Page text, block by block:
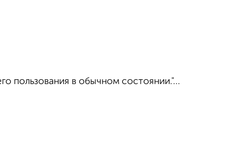
пользования в обычном состоянии."...